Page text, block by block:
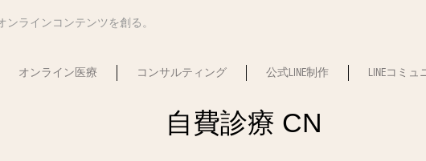
ンラインコンテンツを創る。
オンライン医療 コンサルティング 公式LINE制作 LINEコミュ
​自費診療 CN